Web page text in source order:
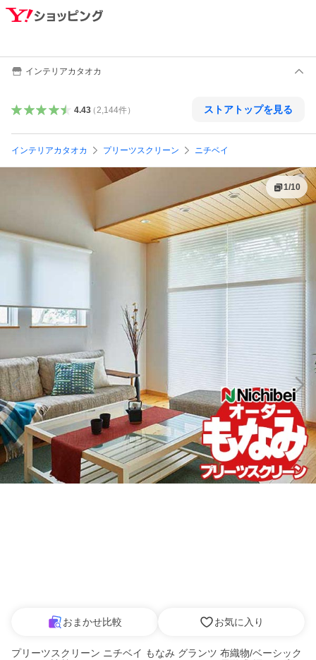
インテリアカタオカ
4.43（ 2,144件） ストアトップを見る
インテリアカタオカ プリーツスクリーン ニチベイ
1/10
おまかせ比較 お気に入り
プリーツスクリーン ニチベイ もなみ グランツ 布織物/ベーシック